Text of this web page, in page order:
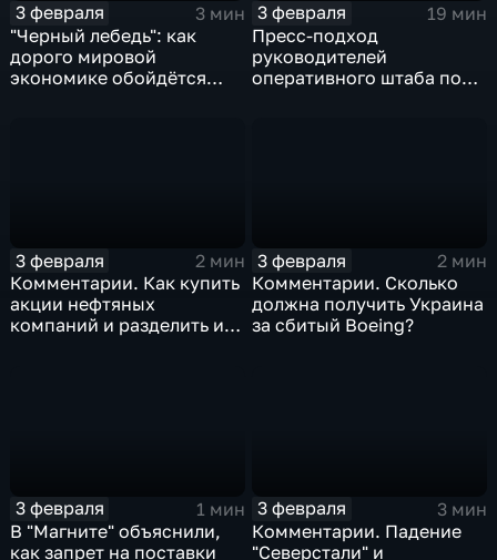
3 февраля
3 мин
"Черный лебедь": как
дорого мировой
экономике обойдётся
3 февраля
19 мин
Пресс-подход
руководителей
оперативного штаба по
3 февраля
2 мин
Комментарии. Как купить
акции нефтяных
компаний и разделить их
3 февраля
2 мин
Комментарии. Сколько
должна получить Украина
за сбитый Boeing?
3 февраля
1 мин
В "Магните" объяснили,
как запрет на поставки
3 февраля
3 мин
Комментарии. Падение
"Северстали" и